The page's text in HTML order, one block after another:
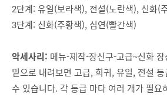
2단계: 유일(보라색), 전설(노란색), 신화(
3단계: 신화(주황색), 심연(빨간색)
악세사리: 메뉴-제작-장신구-고급~신화
밑으로 내려보면 고급, 희귀, 유일, 전설
수 있습니다. 각 등급 마다 여러 개가 필요